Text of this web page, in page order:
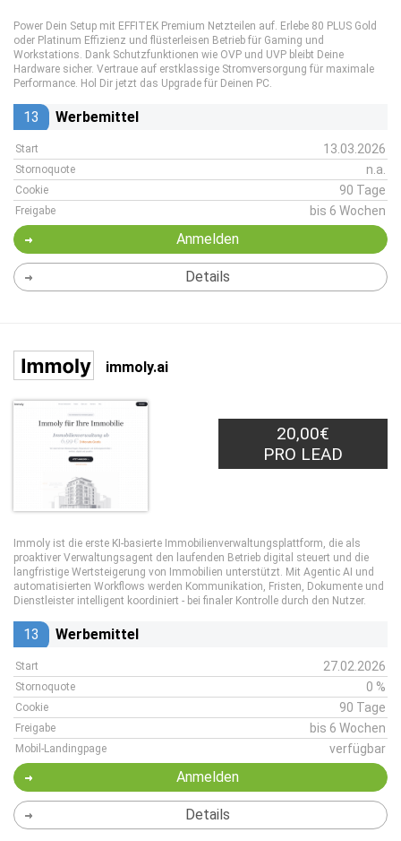
Power Dein Setup mit EFFITEK Premium Netzteilen auf. Erlebe 80 PLUS Gold
oder Platinum Effizienz und flüsterleisen Betrieb für Gaming und
Workstations. Dank Schutzfunktionen wie OVP und UVP bleibt Deine
Hardware sicher. Vertraue auf erstklassige Stromversorgung für maximale
Performance. Hol Dir jetzt das Upgrade für Deinen PC.
13 Werbemittel
Start 13.03.2026
Stornoquote n.a.
Cookie 90 Tage
Freigabe bis 6 Wochen
Anmelden
Details
immoly.ai
20,00€
PRO LEAD
Immoly ist die erste KI-basierte Immobilienverwaltungsplattform, die als
proaktiver Verwaltungsagent den laufenden Betrieb digital steuert und die
langfristige Wertsteigerung von Immobilien unterstützt. Mit Agentic AI und
automatisierten Workflows werden Kommunikation, Fristen, Dokumente und
Dienstleister intelligent koordiniert - bei finaler Kontrolle durch den Nutzer.
13 Werbemittel
Start 27.02.2026
Stornoquote 0 %
Cookie 90 Tage
Freigabe bis 6 Wochen
Mobil-Landingpage verfügbar
Anmelden
Details